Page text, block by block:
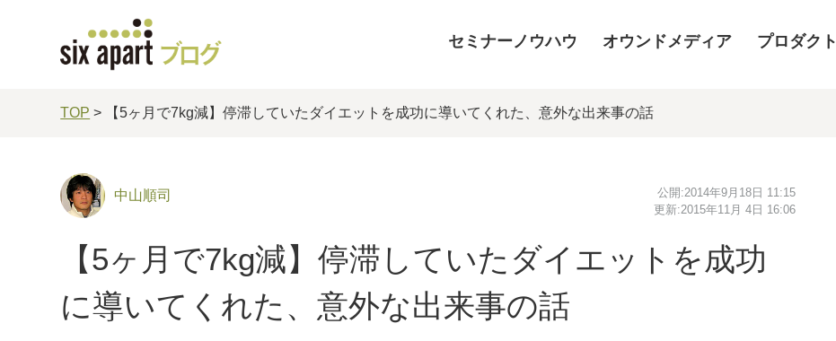
セミナーノウハウ オウンドメディア プロダクト
TOP > 【5ヶ月で7kg減】停滞していたダイエットを成功に導いてくれた、意外な出来事の話
中山順司 公開:2014年9月18日 11:15
更新:2015年11月 4日 16:06
【5ヶ月で7kg減】停滞していたダイエットを成功
に導いてくれた、意外な出来事の話